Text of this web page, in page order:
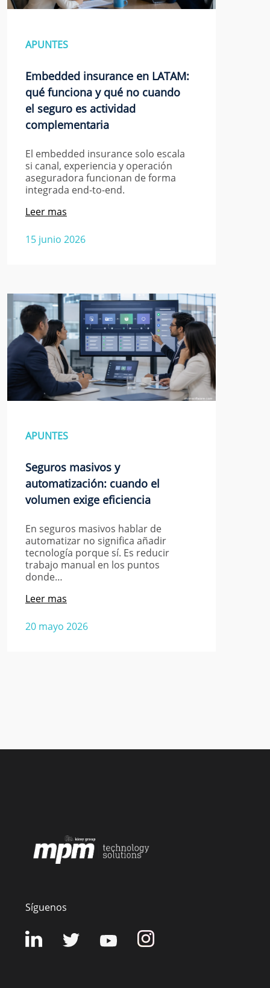
APUNTES
Embedded insurance en LATAM:
qué funciona y qué no cuando
el seguro es actividad
complementaria
El embedded insurance solo escala
si canal, experiencia y operación
aseguradora funcionan de forma
integrada end-to-end.
15 junio 2026
Leer mas
APUNTES
Seguros masivos y
automatización: cuando el
volumen exige eficiencia
En seguros masivos hablar de
automatizar no significa añadir
tecnología porque sí. Es reducir
trabajo manual en los puntos
donde…
20 mayo 2026
Leer mas
Síguenos